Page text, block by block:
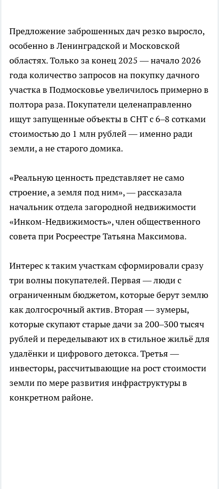
Предложение заброшенных дач резко выросло,
особенно в Ленинградской и Московской
областях. Только за конец 2025 — начало 2026
года количество запросов на покупку дачного
участка в Подмосковье увеличилось примерно в
полтора раза. Покупатели целенаправленно
ищут запущенные объекты в СНТ с 6–8 сотками
стоимостью до 1 млн рублей — именно ради
земли, а не старого домика.
«Реальную ценность представляет не само
строение, а земля под ним», — рассказала
начальник отдела загородной недвижимости
«Инком-Недвижимость», член общественного
совета при Росреестре Татьяна Максимова.
Интерес к таким участкам сформировали сразу
три волны покупателей. Первая — люди с
ограниченным бюджетом, которые берут землю
как долгосрочный актив. Вторая — зумеры,
которые скупают старые дачи за 200–300 тысяч
рублей и переделывают их в стильное жильё для
удалёнки и цифрового детокса. Третья —
инвесторы, рассчитывающие на рост стоимости
земли по мере развития инфраструктуры в
конкретном районе.